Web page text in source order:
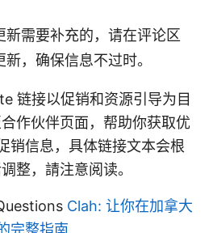
新需要补充的，请在评论区
，确保信息不过时。
链接以促销和资源引导为目
作伙伴页面，帮助你获取优
销信息，具体链接文本会根
整，請注意阅读。
Clah: 让你在加拿大
完整指南